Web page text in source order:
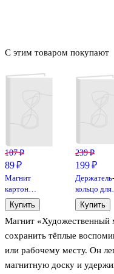
Магнит «Художественный
сохранить тёплые
или рабочему месту. Он
магнитную доску и
С этим товаром покупают
107 ₽
89 ₽
Магнит
картон
Монумент
Матери-
Покровительницы
(Чебоксары)
Купить
239 ₽
199 ₽
Держатель-
кольцо для
телефона
Корги
(металл)
(коробка)
5565)
Купить